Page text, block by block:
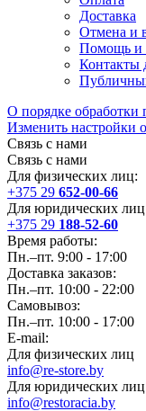
Доставка
Отмена и
Помощь и
Контакты
О порядке обработки
Изменить настройки
Связь с нами
Связь с нами
Для физических лиц:
+375 29 652-00-66
Для юридических
+375 29 188-52-60
Время работы:
Пн.–пт. 9:00 - 17:00
Доставка заказов:
Пн.–пт. 10:00 - 22:00
Самовывоз:
Пн.–пт. 10:00 - 17:00
E-mail:
Для физических лиц
info@re-store.by
Для юридических лиц
info@restoracia.by